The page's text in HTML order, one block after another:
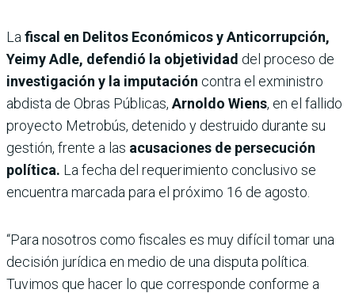
La fiscal en Delitos Económicos y Anticorrupción,
Yeimy Adle, defendió la objetividad del proceso de
investigación y la imputación contra el exministro
abdista de Obras Públicas, Arnoldo Wiens, en el fallido
proyecto Metrobús, detenido y destruido durante su
gestión, frente a las acusaciones de persecución
política. La fecha del requerimiento conclusivo se
encuentra marcada para el próximo 16 de agosto.
“Para nosotros como fiscales es muy difícil tomar una
decisión jurídica en medio de una disputa política.
Tuvimos que hacer lo que corresponde conforme a